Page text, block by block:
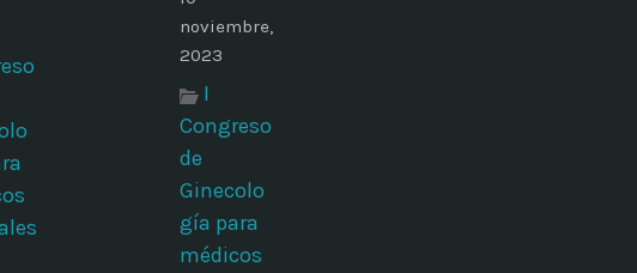
noviembre,
2023
I
Congreso
de
Ginecolo
gía para
médicos